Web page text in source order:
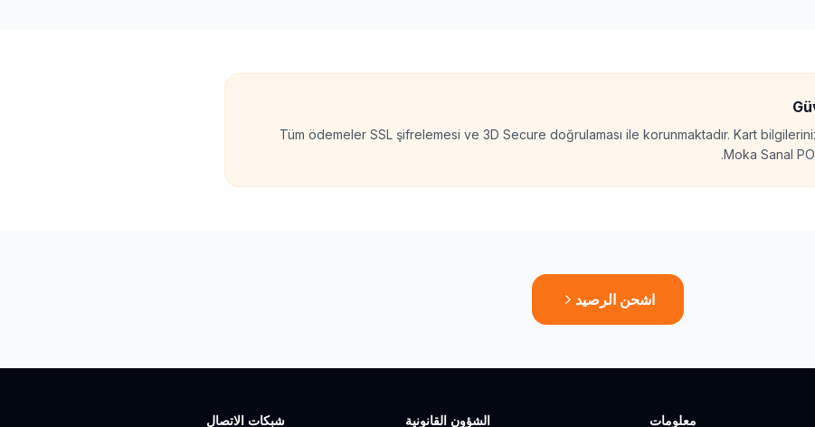
Tüm ödemeler SSL şifrelemesi ve 3D Secure doğrulaması ile korunmaktadır. Kart
Moka Sanal
اشحن الرصيد
معلومات الشؤون القانونية شبكات الاتصال